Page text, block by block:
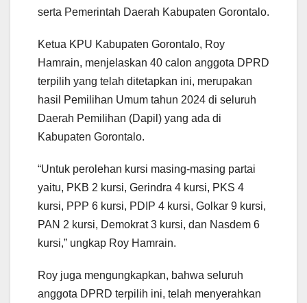
serta Pemerintah Daerah Kabupaten Gorontalo.
Ketua KPU Kabupaten Gorontalo, Roy
Hamrain, menjelaskan 40 calon anggota DPRD
terpilih yang telah ditetapkan ini, merupakan
hasil Pemilihan Umum tahun 2024 di seluruh
Daerah Pemilihan (Dapil) yang ada di
Kabupaten Gorontalo.
“Untuk perolehan kursi masing-masing partai
yaitu, PKB 2 kursi, Gerindra 4 kursi, PKS 4
kursi, PPP 6 kursi, PDIP 4 kursi, Golkar 9 kursi,
PAN 2 kursi, Demokrat 3 kursi, dan Nasdem 6
kursi,” ungkap Roy Hamrain.
Roy juga mengungkapkan, bahwa seluruh
anggota DPRD terpilih ini, telah menyerahkan